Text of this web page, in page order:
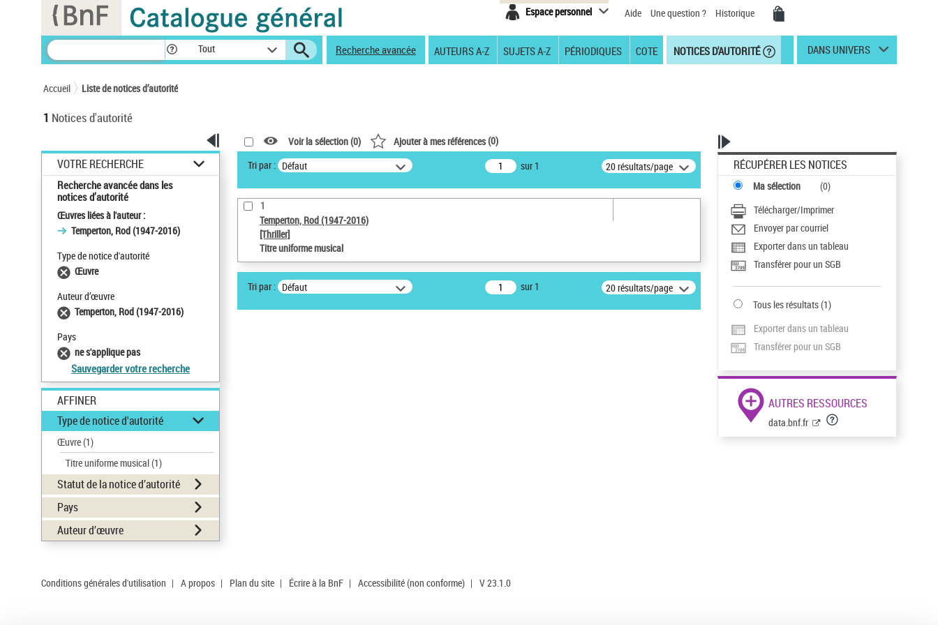
Espace personnel Aide Une question ? Historique
Tout Recherche avancée AUTEURS A-Z SUJETS A-Z PÉRIODIQUES COTE NOTICES D'AUTORITÉ DANS UNIVERS
Accueil Liste de notices d’autorité
1 Notices d'autorité
VOTRE RECHERCHE
Recherche avancée dans les
notices d’autorité
Œuvres liées à l'auteur :
Temperton, Rod (1947-2016)
Type de notice d'autorité
Œuvre
Auteur d’œuvre
Temperton, Rod (1947-2016)
Pays
ne s'applique pas
Sauvegarder votre recherche
AFFINER
Type de notice d'autorité
Œuvre(1)
Titre uniforme musical(1)
Statut de la notice d’autorité
Pays
Auteur d’œuvre
Voir la sélection (0) Ajouter à mes références(0)
Tri par : Défaut sur 1 20 résultats/page
1
Temperton, Rod (1947-2016)
[Thriller]
Titre uniforme musical
Tri par : Défaut sur 1 20 résultats/page
RÉCUPÉRER LES NOTICES
Ma sélection (0)
Télécharger/Imprimer
Envoyer par courriel
Exporter dans un tableau
Transférer pour un SGB
Tous les résultats(1)
Exporter dans un tableau
Transférer pour un SGB
AUTRES RESSOURCES
data.bnf.fr
Conditions générales d'utilisation | A propos | Plan du site | Écrire à la BnF | Accessibilité (non conforme) | V 23.1.0
Panneau de gestion des cookies